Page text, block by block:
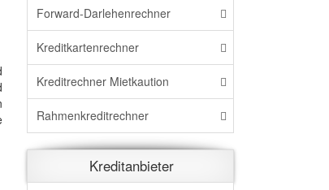
Forward-Darlehenrechner
Kreditkartenrechner
Kreditrechner Mietkaution
Rahmenkreditrechner
Kreditanbieter